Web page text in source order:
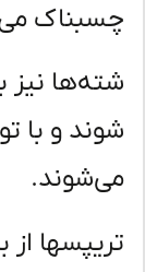
چسبناک
شته‌ها نیز
شوند و
می‌شوند.
تریپسها